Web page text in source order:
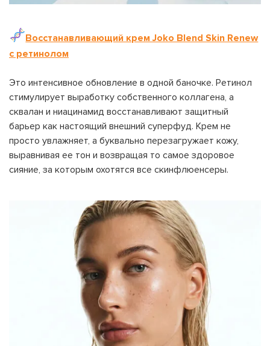
Восстанавливающий крем Joko Blend Skin Renew
с ретинолом
Это интенсивное обновление в одной баночке. Ретинол
стимулирует выработку собственного коллагена, а
сквалан и ниацинамид восстанавливают защитный
барьер как настоящий внешний суперфуд. Крем не
просто увлажняет, а буквально перезагружает кожу,
выравнивая ее тон и возвращая то самое здоровое
сияние, за которым охотятся все скинфлюенсеры.